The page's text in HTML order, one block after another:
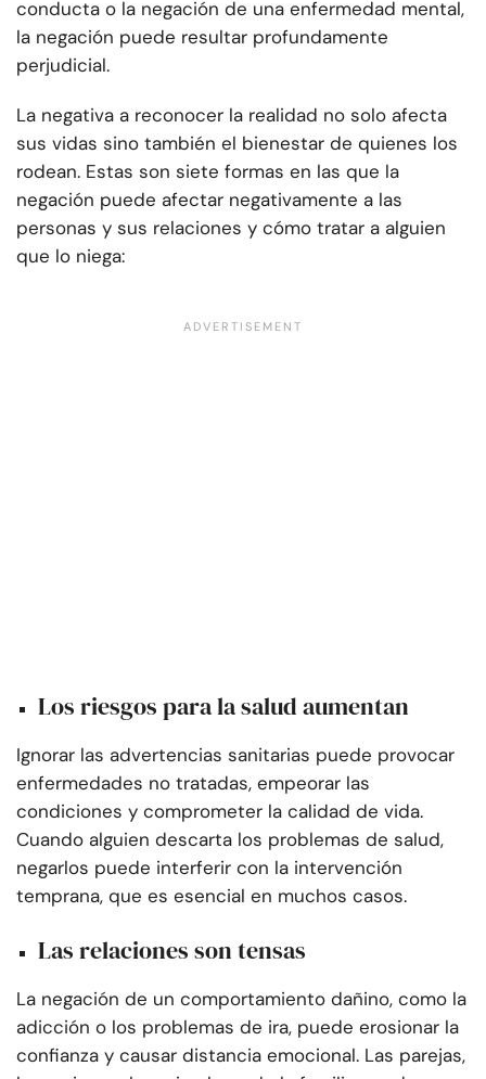
conducta o la negación de una enfermedad mental,
la negación puede resultar profundamente
perjudicial.
La negativa a reconocer la realidad no solo afecta
sus vidas sino también el bienestar de quienes los
rodean. Estas son siete formas en las que la
negación puede afectar negativamente a las
personas y sus relaciones y cómo tratar a alguien
que lo niega:
Los riesgos para la salud aumentan
Ignorar las advertencias sanitarias puede provocar
enfermedades no tratadas, empeorar las
condiciones y comprometer la calidad de vida.
Cuando alguien descarta los problemas de salud,
negarlos puede interferir con la intervención
temprana, que es esencial en muchos casos.
Las relaciones son tensas
La negación de un comportamiento dañino, como la
adicción o los problemas de ira, puede erosionar la
confianza y causar distancia emocional. Las parejas,